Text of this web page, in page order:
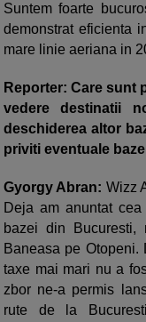
Suntem foarte
demonstrat eficienta
mare linie aeriana in
Reporter: Care sunt
vedere destinatii
deschiderea altor
priviti eventuale
Gyorgy Abran: Wizz
Deja am anuntat
bazei din
Baneasa pe
taxe mai mari nu a
zbor ne-a permis
rute de la